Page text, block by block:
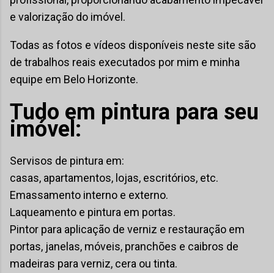
e valorização do imóvel.
Todas as fotos e vídeos disponíveis neste site são
de trabalhos reais executados por mim e minha
equipe em Belo Horizonte.
Tudo em pintura para seu
imóvel:
Servisos de pintura em:
casas, apartamentos, lojas, escritórios, etc.
Emassamento interno e externo.
Laqueamento e pintura em portas.
Pintor para aplicação de verniz e restauração em
portas, janelas, móveis, pranchões e caibros de
madeiras para verniz, cera ou tinta.